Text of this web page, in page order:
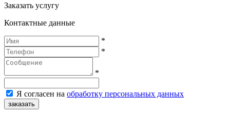
Заказать услугу
Контактные данные
*
*
*
Я согласен на обработку персональных данных
заказать